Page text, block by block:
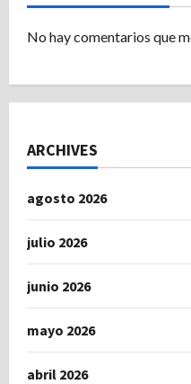
No hay comentarios que
ARCHIVES
agosto 2026
julio 2026
junio 2026
mayo 2026
abril 2026